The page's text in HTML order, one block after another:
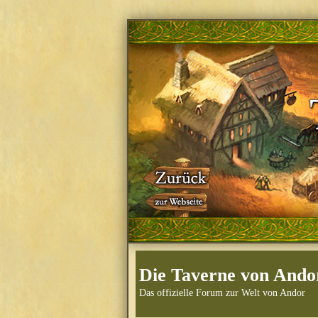
Die Taverne von
Das offizielle Forum zur Welt von Andor